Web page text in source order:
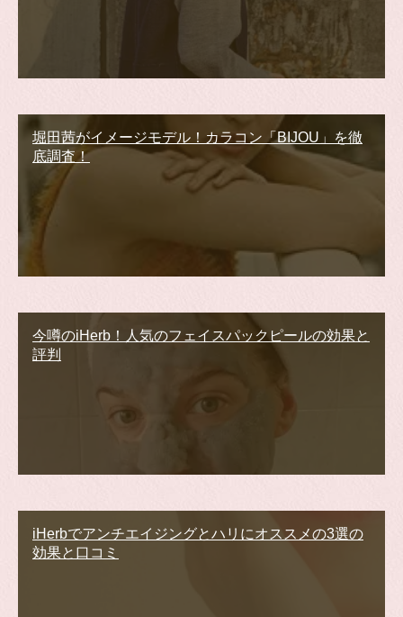
堀田茜がイメージモデル！カラコン「BIJOU」を徹
底調査！
今噂のiHerb！人気のフェイスパックピールの効果と
評判
iHerbでアンチエイジングとハリにオススメの3選の
効果と口コミ